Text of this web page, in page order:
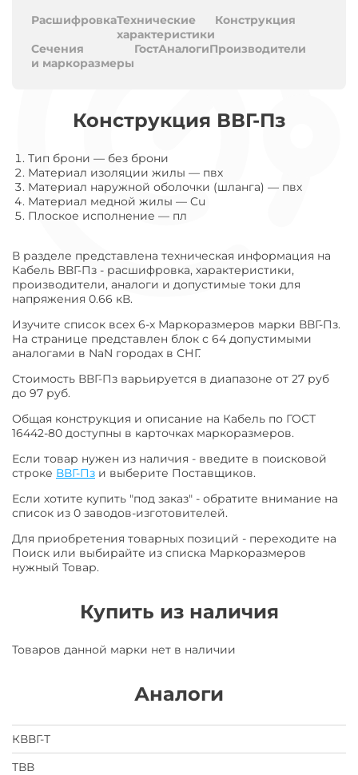
РасшифровкаТехнические
характеристики
Конструкция
Сечения
и маркоразмеры
ГостАналогиПроизводители
Конструкция ВВГ-Пз
Тип брони — без брони
Материал изоляции жилы — пвх
Материал наружной оболочки (шланга) — пвх
Материал медной жилы — Cu
Плоское исполнение — пл
В разделе представлена техническая информация на
Кабель ВВГ-Пз - расшифровка, характеристики,
производители, аналоги и допустимые токи для
напряжения 0.66 кВ.
Изучите список всех 6-х Маркоразмеров марки ВВГ-Пз.
На странице представлен блок с 64 допустимыми
аналогами в NaN городах в СНГ.
Стоимость ВВГ-Пз варьируется в диапазоне от 27 руб
до 97 руб.
Общая конструкция и описание на Кабель по ГОСТ
16442-80 доступны в карточках маркоразмеров.
Если товар нужен из наличия - введите в поисковой
строке ВВГ-Пз и выберите Поставщиков.
Если хотите купить "под заказ" - обратите внимание на
список из 0 заводов-изготовителей.
Для приобретения товарных позиций - переходите на
Поиск или выбирайте из списка Маркоразмеров
нужный Товар.
Купить из наличия
Товаров данной марки нет в наличии
Аналоги
КВВГ-Т
ТВВ